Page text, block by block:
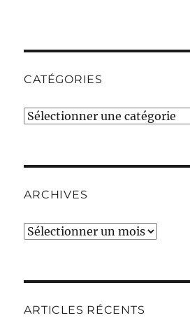
CATÉGORIES
Catégories
ARCHIVES
Archives
ARTICLES RÉCENTS